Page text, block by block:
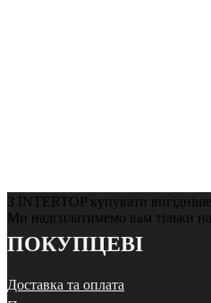
З INTERTOP купувати вигідніше
Ми надсилатимемо вам тільки
ПОКУПЦЕВІ
Доставка та оплата